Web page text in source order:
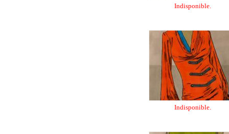
Indisponible.
Indisponible.